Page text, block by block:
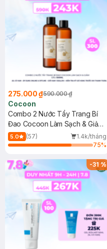
275.000 ₫590.000 ₫
Cocoon
Combo 2 Nước Tẩy Trang Bí
Đao Cocoon Làm Sạch & Giảm
Dầu 500ml
5.0 (57)
1.4k/tháng
75%
-31%